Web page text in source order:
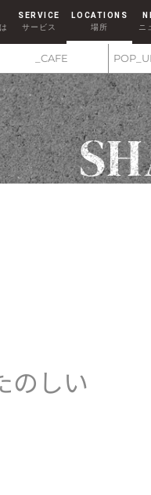
SERVICE
サービス
Co-
コワー
LOCATIONS
場所
秋葉原
ニ
_CAFE
の しい